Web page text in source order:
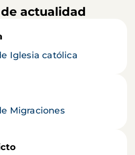
actualidad
Iglesia católica
Migraciones